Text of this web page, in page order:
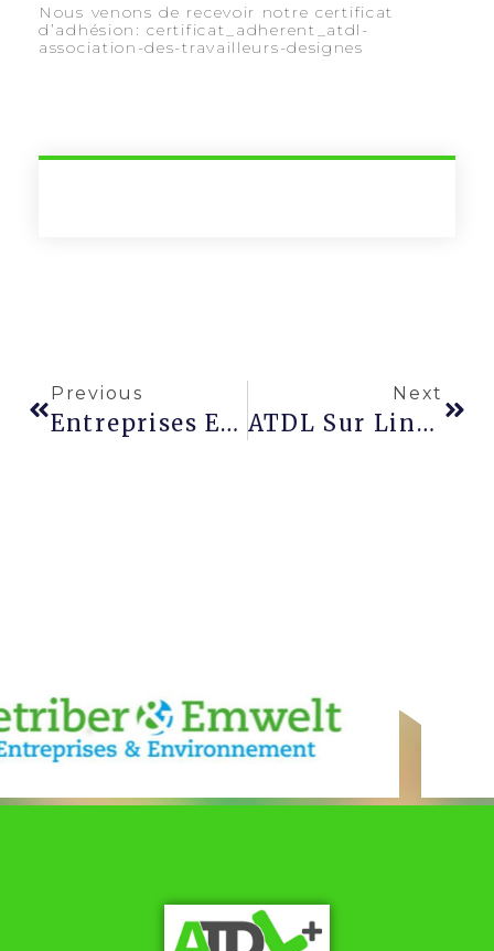
Nous venons de recevoir notre certificat
d’adhésion: certificat_adherent_atdl-
association-des-travailleurs-designes
Previous
Entreprises Et Santé : Pourquoi Agir ?
Next
ATDL Sur LinkedIn Et Facebook